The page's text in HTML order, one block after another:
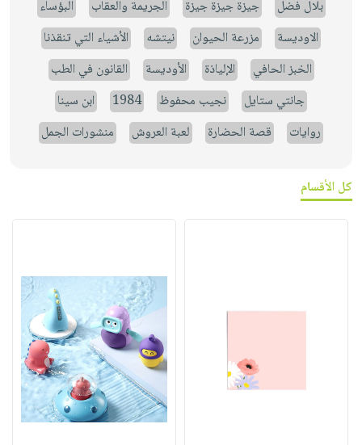
بلال فضل جيزة جيزة جيزة الجريمة والعقاب
البؤساء
الاوديسة
مزرعة الحيوان نيتشه
الأشياء التي تنقذنا
الخبز الحافي
الإلياذة الأوديسة
القانون في الطب
جانتي ستايل
نجيب محفوظ 1984
ابن سينا
روايات
قصة الحضارة لعبة العروش منشورات الجمل
كل الأقسام